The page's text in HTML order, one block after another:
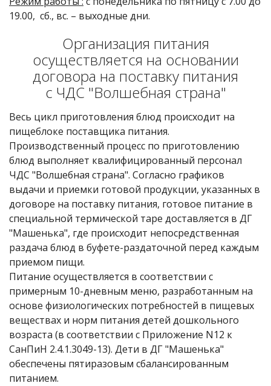
19.00, сб., вс. – выходные дни.
Организация питания
осуществляется на основании
договора на поставку питания
с ЧДС "Волшебная страна"
Весь цикл приготовления блюд происходит на
пищеблоке поставщика питания.
Производственный процесс по приготовлению
блюд выполняет квалифицированный персонал
ЧДС "Волшебная страна". Согласно графиков
выдачи и приемки готовой продукции, указанных в
договоре на поставку питания, готовое питание в
специальной термической таре доставляется в ДГ
"Машенька", где происходит непосредственная
раздача блюд в буфете-раздаточной перед каждым
приемом пищи.
Питание осуществляется в соответствии с
примерным 10-дневным меню, разработанным на
основе физиологических потребностей в пищевых
веществах и норм питания детей дошкольного
возраста (в соответствии с Приложение N12 к
СанПиН 2.4.1.3049-13). Дети в ДГ "Машенька"
обеспечены пятиразовым сбалансированным
питанием.